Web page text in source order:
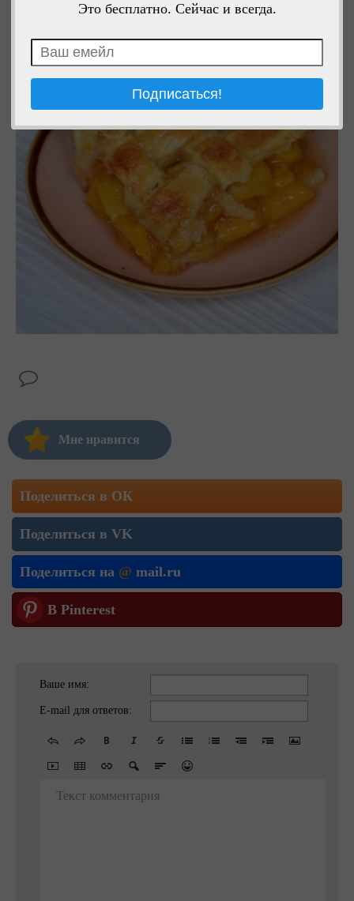
Это бесплатно. Сейчас и всегда.
Мне нравится
Поделиться в ОК
Поделиться в VK
Поделиться на @ mail.ru
В Pinterest
Ваше имя:
E-mail для ответов:
Текст комментария